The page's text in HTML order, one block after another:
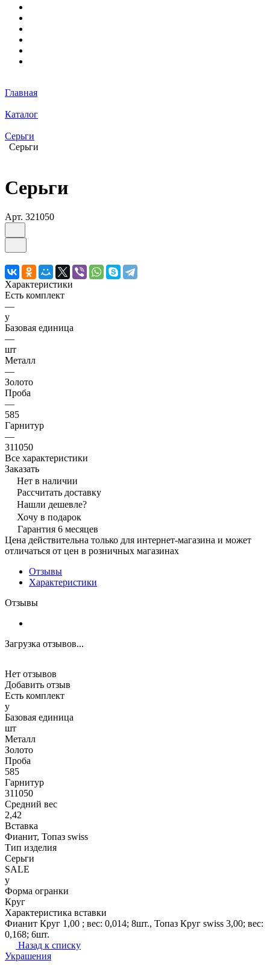
Главная
Каталог
Серьги
Серьги
Серьги
Арт. 321050
Характеристики
Есть комплект
—
y
Базовая единица
—
шт
Металл
—
Золото
Проба
—
585
Гарнитур
—
311050
Все характеристики
Заказать
Нет в наличии
Рассчитать доставку
Нашли дешевле?
Хочу в подарок
Гарантия 6 месяцев
Цена действительна только для интернет-магазина и может
отличаться от цен в розничных магазинах
Отзывы
Характеристики
Отзывы
Загрузка отзывов...
Нет отзывов
Добавить отзыв
Есть комплект
y
Базовая единица
шт
Металл
Золото
Проба
585
Гарнитур
311050
Средний вес
2,42
Вставка
Фианит, Топаз swiss
Тип изделия
Серьги
SALE
y
Форма огранки
Круг
Характеристика вставки
Фианит Круг 1,00 ; вес: 0,014; 8шт., Топаз Круг swiss 3,00; вес:
0,168; 6шт.
Назад к списку
Украшения